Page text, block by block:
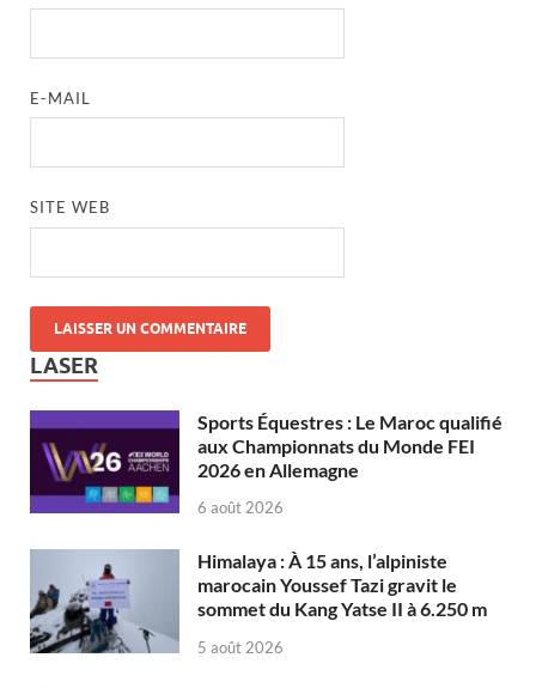
E-MAIL
SITE WEB
LASER
Sports Équestres : Le Maroc qualifié
aux Championnats du Monde FEI
2026 en Allemagne
6 août 2026
Himalaya : À 15 ans, l’alpiniste
marocain Youssef Tazi gravit le
sommet du Kang Yatse II à 6.250 m
5 août 2026